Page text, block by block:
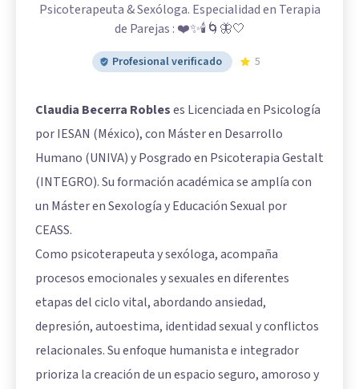
Psicoterapeuta & Sexóloga. Especialidad en Terapia
de Parejas : ❤️✨🕯️🌀🦋🤍
Profesional verificado 5
Claudia Becerra Robleses Licenciada en Psicología
por IESAN (México), con Máster en Desarrollo
Humano (UNIVA) y Posgrado en Psicoterapia Gestalt
(INTEGRO). Su formación académica se amplía con
un Máster en Sexología y Educación Sexual por
CEASS.
Como psicoterapeuta y sexóloga, acompaña
procesos emocionales y sexuales en diferentes
etapas del ciclo vital, abordando ansiedad,
depresión, autoestima, identidad sexual y conflictos
relacionales. Su enfoque humanista e integrador
prioriza la creación de un espacio seguro, amoroso y